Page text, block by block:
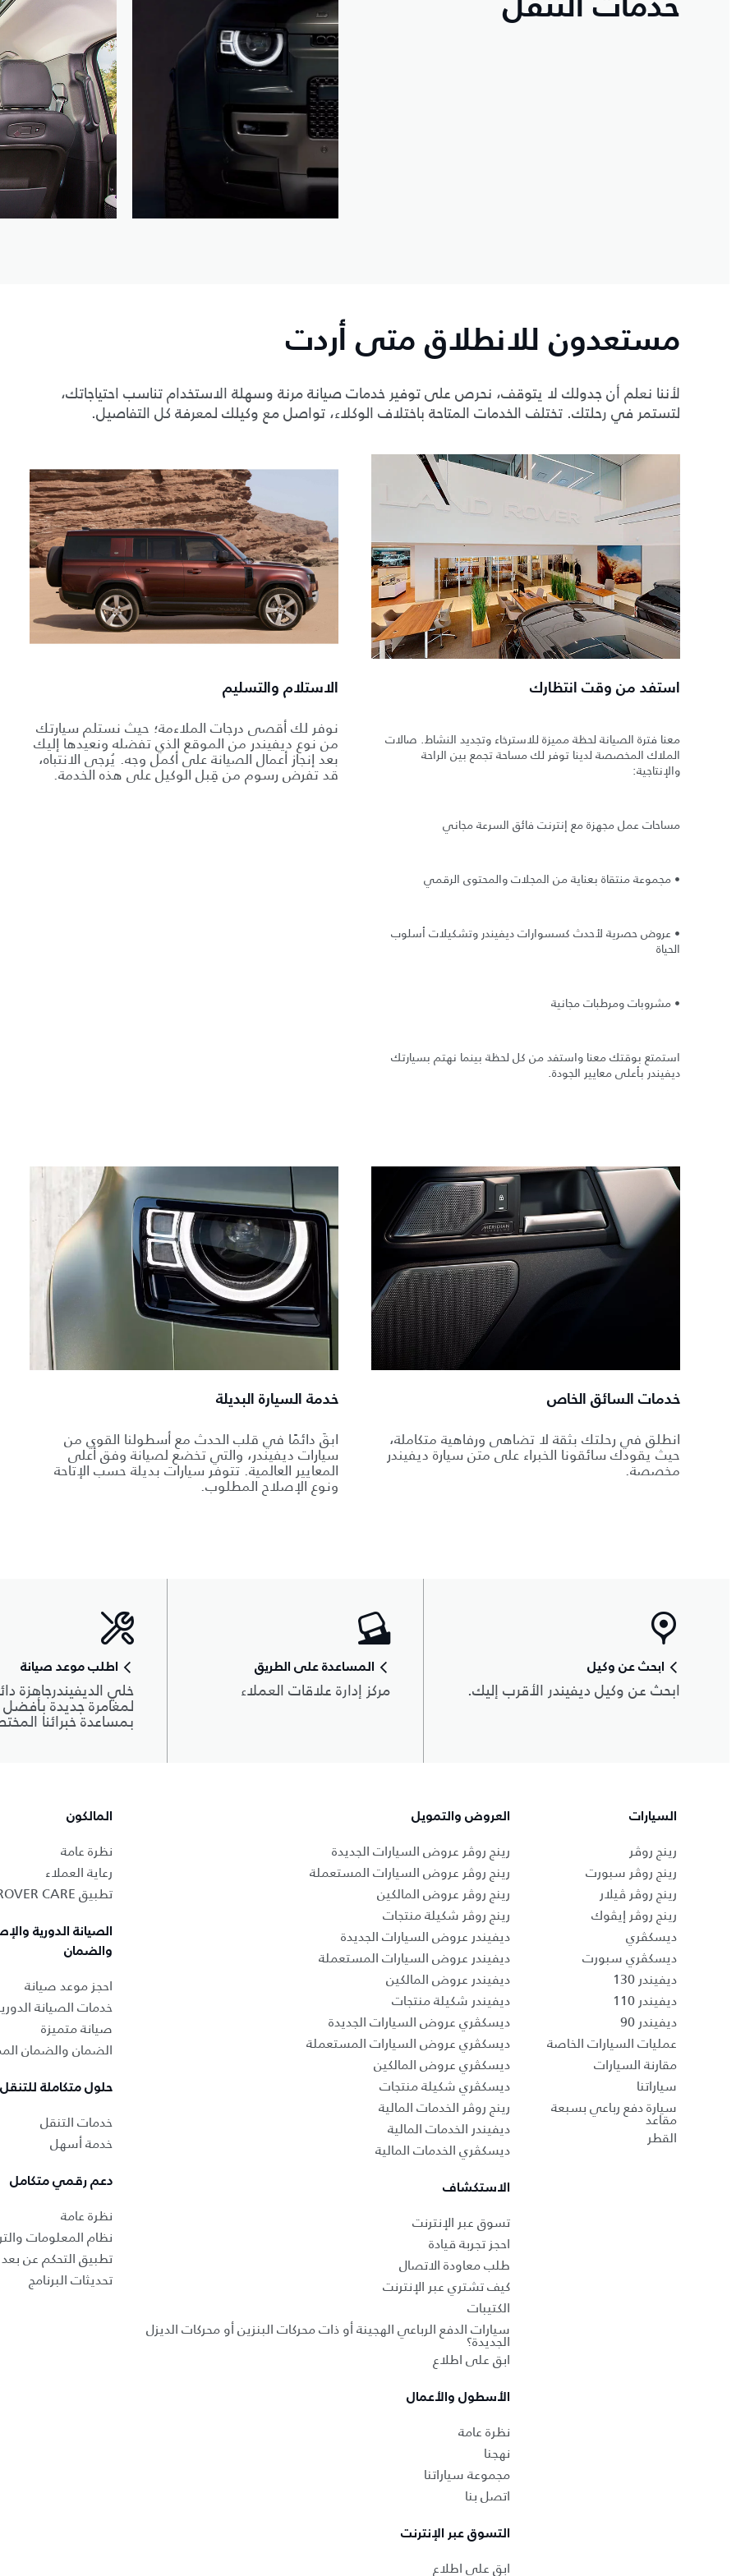
خدمات التنقل
مستعدون للانطلاق متى أردت
لأننا نعلم أن جدولك لا يتوقف، نحرص على توفير خدمات صيانة مرنة وسهلة الاستخدام تناسب احتياجاتك،
لتستمر في رحلتك. تختلف الخدمات المتاحة باختلاف الوكلاء، تواصل مع وكيلك لمعرفة كل التفاصيل.
استفد من وقت انتظارك
معنا فترة الصيانة لحظة مميزة للاسترخاء وتجديد النشاط. صالات
الملاك المخصصة لدينا توفر لك مساحة تجمع بين الراحة
والإنتاجية:
مساحات عمل مجهزة مع إنترنت فائق السرعة مجاني
• مجموعة منتقاة بعناية من المجلات والمحتوى الرقمي
• عروض حصرية لأحدث كسسوارات ديفيندر وتشكيلات أسلوب
الحياة
• مشروبات ومرطبات مجانية
استمتع بوقتك معنا واستفد من كل لحظة بينما نهتم بسيارتك
ديفيندر بأعلى معايير الجودة.
الاستلام والتسليم
نوفر لك أقصى درجات الملاءمة؛ حيث نستلم سيارتك
من نوع ديفيندر من الموقع الذي تفضله ونعيدها إليك
بعد إنجاز أعمال الصيانة على أكمل وجه. يُرجى الانتباه،
قد تفرض رسوم من قِبل الوكيل على هذه الخدمة.
خدمات السائق الخاص
انطلق في رحلتك بثقة لا تضاهى ورفاهية متكاملة،
حيث يقودك سائقونا الخبراء على متن سيارة ديفيندر
مخصصة.
خدمة السيارة البديلة
ابقَ دائمًا في قلب الحدث مع أسطولنا القوي من
سيارات ديفيندر، والتي تخضع لصيانة وفق أعلى
المعايير العالمية. تتوفر سيارات بديلة حسب الإتاحة
ونوع الإصلاح المطلوب.
ابحث عن وكيل
ابحث عن وكيل ديفيندر الأقرب إليك.
المساعدة على الطريق
مركز إدارة علاقات العملاء
اطلب موعد صيانة
خلي الديفيندرجاهزة
لمغامرة جديدة بأفضل
بمساعدة خبرائنا
السيارات
رينج روڤر
رينج روڤر سبورت
رينج روڤر ڤيلار
رينج روڤر إيڤوك
ديسكڤري
ديسكڤري سبورت
ديفيندر 130
ديفيندر 110
ديفيندر 90
عمليات السيارات الخاصة
مقارنة السيارات
سياراتنا
سيارة دفع رباعي بسبعة
مقاعد
القطر
العروض والتمويل
رينج روڤر عروض السيارات الجديدة
رينج روڤر عروض السيارات المستعملة
رينج روڤر عروض المالكين
رينج روڤر شكيلة منتجات
ديفيندر عروض السيارات الجديدة
ديفيندر عروض السيارات المستعملة
ديفيندر عروض المالكين
ديفيندر شكيلة منتجات
ديسكڤري عروض السيارات الجديدة
ديسكڤري عروض السيارات المستعملة
ديسكڤري عروض المالكين
ديسكڤري شكيلة منتجات
رينج روڤر الخدمات المالية
ديفيندر الخدمات المالية
ديسكڤري الخدمات المالية
الاستكشاف
تسوق عبر الإنترنت
احجز تجربة قيادة
طلب معاودة الاتصال
كيف تشتري عبر الإنترنت
الكتيبات
سيارات الدفع الرباعي الهجينة أو ذات محركات البنزين أو محركات الديزل
الجديدة؟
ابق على اطلاع
الأسطول والأعمال
نظرة عامة
نهجنا
مجموعة سياراتنا
اتصل بنا
التسوق عبر الإنترنت
ابق على اطلاع
المالكون
نظرة عامة
رعاية العملاء
تطبيق LAND ROVER CARE
الصيانة الدورية
والضمان
احجز موعد صيانة
خدمات الصيانة
صيانة متميزة
الضمان والضمان
حلول متكاملة للتنقل
خدمات التنقل
خدمة أسهل
دعم رقمي متكامل
نظرة عامة
نظام المعلومات
تطبيق التحكم عن بعد
تحديثات البرنامج